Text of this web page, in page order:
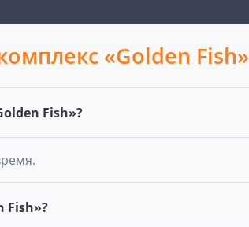
«Golden Fish»
Fish»?
Fish»?